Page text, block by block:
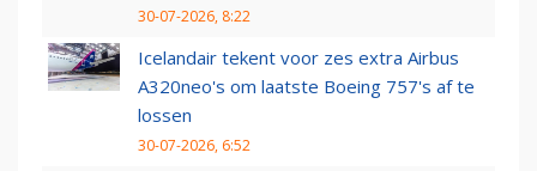
30-07-2026, 8:22
Icelandair tekent voor zes extra Airbus
A320neo's om laatste Boeing 757's af te
lossen
30-07-2026, 6:52